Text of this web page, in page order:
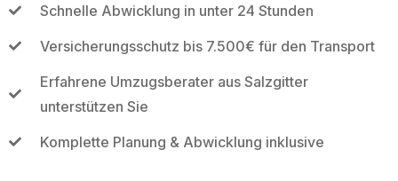
Schnelle Abwicklung in unter 24 Stunden
Versicherungsschutz bis 7.500€ für den Transport
Erfahrene Umzugsberater aus Salzgitter
unterstützen Sie
Komplette Planung & Abwicklung inklusive